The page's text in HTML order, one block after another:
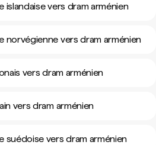
islandaise vers dram arménien
norvégienne vers dram arménien
vers dram arménien
vers dram arménien
suédoise vers dram arménien